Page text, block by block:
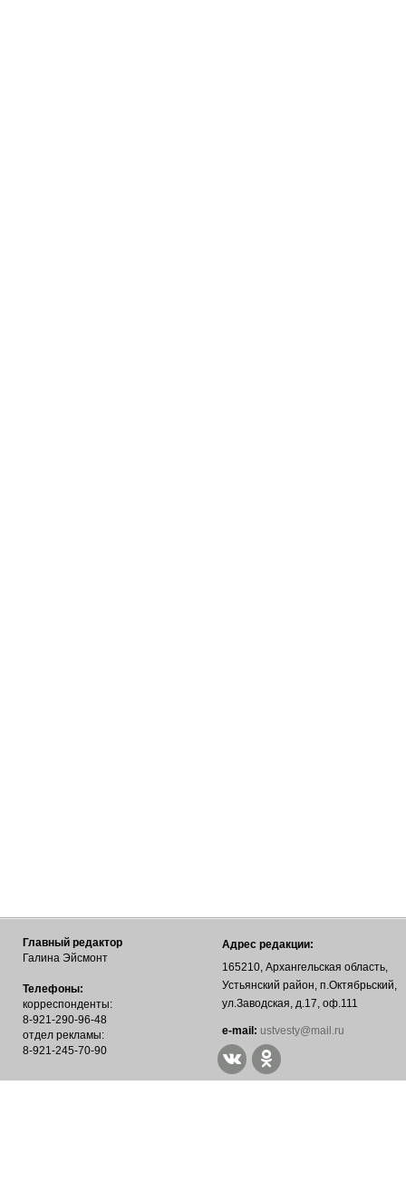
Главный редактор
Галина Эйсмонт
Телефоны:
корреспонденты:
8-921-290-96-48
отдел рекламы:
8-921-245-70-90
Адрес редакции:
165210, Архангельская область,
Устьянский район, п.Октябрьский,
ул.Заводская, д.17, оф.111
е-mail: ustvesty@mail.ru